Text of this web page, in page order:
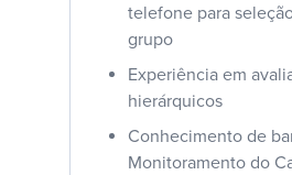
telefone para
grupo
Experiência em
hierárquicos
Conhecimento de
Monitoramento do